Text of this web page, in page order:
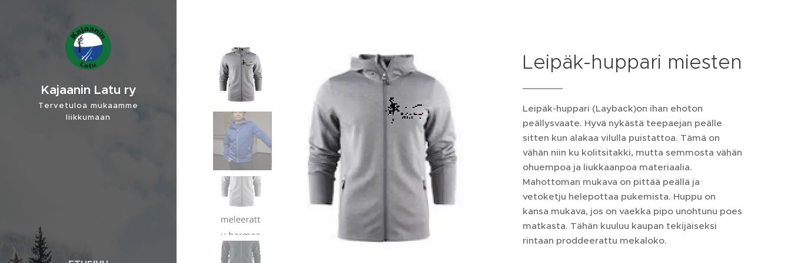
Kajaanin Latu ry
Tervetuloa mukaamme
liikkumaan
Leipäk-huppari miesten
Leipäk-huppari (Layback)on ihan ehoton
peällysvaate. Hyvä nykästä teepaejan peälle
sitten kun alakaa vilulla puistattoa. Tämä on
vähän niin ku kolitsitakki, mutta semmosta vähän
ohuempoa ja liukkaanpoa materiaalia.
Mahottoman mukava on pittää peällä ja
vetoketju helepottaa pukemista. Huppu on
kansa mukava, jos on vaekka pipo unohtunu poes
matkasta. Tähän kuuluu kaupan tekijäiseksi
rintaan proddeerattu mekaloko.